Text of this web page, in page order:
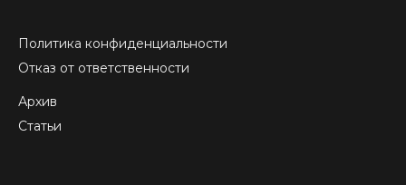
Политика конфиденциальности
Отказ от ответственности
Архив
Статьи